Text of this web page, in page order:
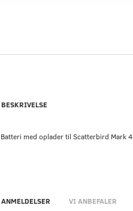
BESKRIVELSE
Batteri med oplader til Scatterbird Mark 4
ANMELDELSER VI ANBEFALER